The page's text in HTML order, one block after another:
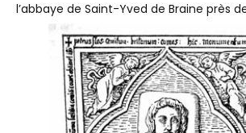
l’abbaye de Saint-Yved de Braine près